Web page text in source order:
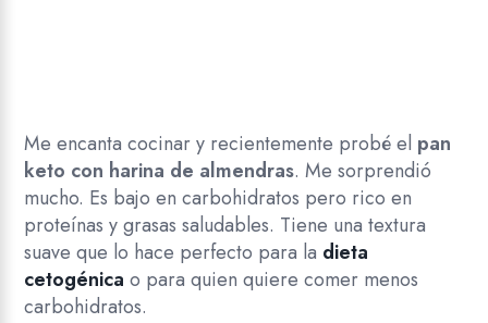
Me encanta cocinar y recientemente probé el pan
keto con harina de almendras. Me sorprendió
mucho. Es bajo en carbohidratos pero rico en
proteínas y grasas saludables. Tiene una textura
suave que lo hace perfecto para la dieta
cetogénica o para quien quiere comer menos
carbohidratos.